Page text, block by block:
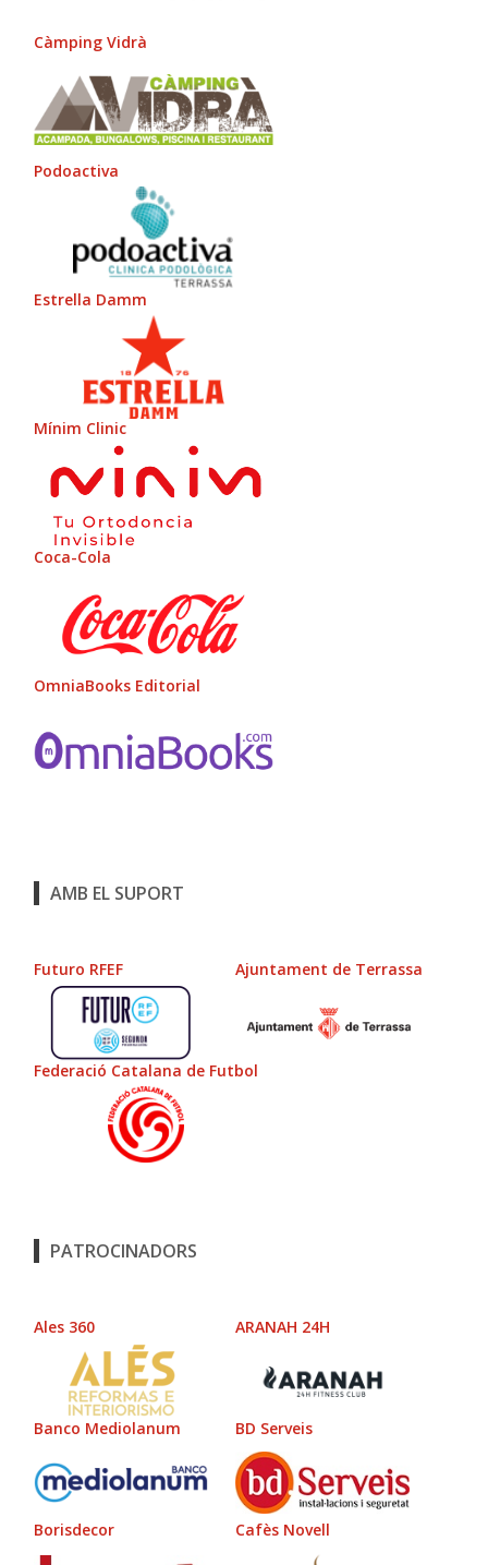
Coca-Cola
AMB EL SUPORT
Ajuntament de Terrassa
Federació Catalana de Futbol
PATROCINADORS
Ales 360
Banco Mediolanum BD Serveis
Borisdecor Cafès Novell